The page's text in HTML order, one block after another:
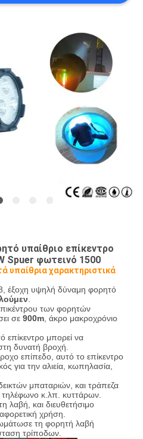
υπαίθριο επίκεντρο
Spuer φωτεινό 1500
υπαίθρια χαρακτηριστικά
έξοχη υψηλή δύναμη φορητό
.
των φορητών
σε 900m, άκρο μακροχρόνιο
επίκεντρο μπορεί να
δυνατή βροχή.
επίπεδο, αυτό το επίκεντρο
για την αλιεία, κωπηλασία,
μπαταριών, και τράπεζα
τηλέφωνο κ.λπ. κυττάρων.
λαβή, και διευθετήσιμο
χρήση.
τη φορητή λαβή
τρίποδων.